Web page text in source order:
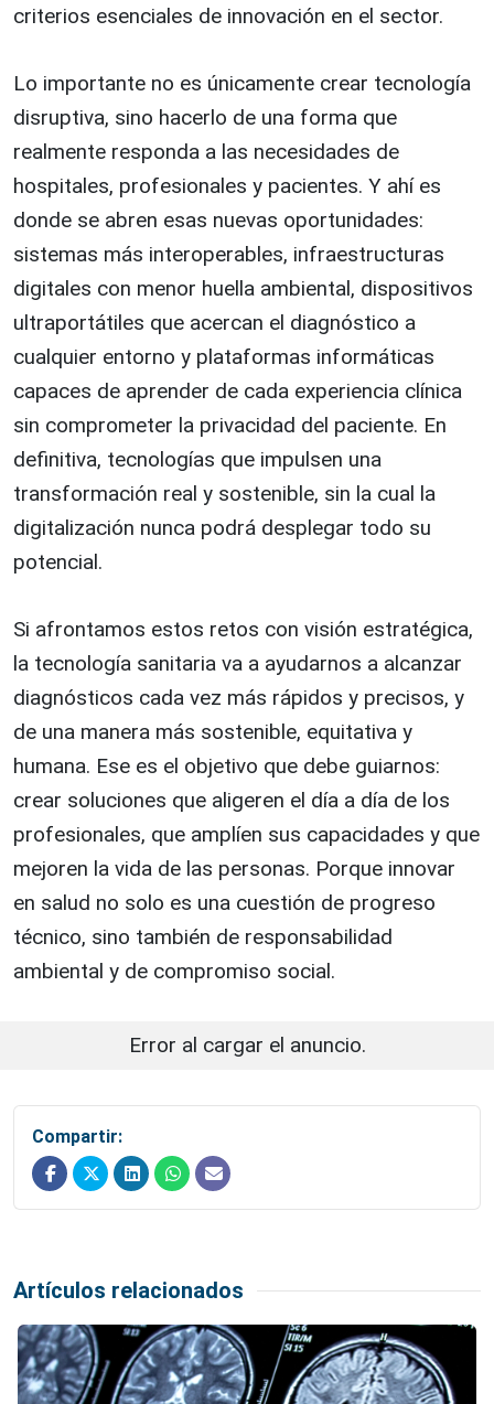
criterios esenciales de innovación en el sector.
Lo importante no es únicamente crear tecnología
disruptiva, sino hacerlo de una forma que
realmente responda a las necesidades de
hospitales, profesionales y pacientes. Y ahí es
donde se abren esas nuevas oportunidades:
sistemas más interoperables, infraestructuras
digitales con menor huella ambiental, dispositivos
ultraportátiles que acercan el diagnóstico a
cualquier entorno y plataformas informáticas
capaces de aprender de cada experiencia clínica
sin comprometer la privacidad del paciente. En
definitiva, tecnologías que impulsen una
transformación real y sostenible, sin la cual la
digitalización nunca podrá desplegar todo su
potencial.
Si afrontamos estos retos con visión estratégica,
la tecnología sanitaria va a ayudarnos a alcanzar
diagnósticos cada vez más rápidos y precisos, y
de una manera más sostenible, equitativa y
humana. Ese es el objetivo que debe guiarnos:
crear soluciones que aligeren el día a día de los
profesionales, que amplíen sus capacidades y que
mejoren la vida de las personas. Porque innovar
en salud no solo es una cuestión de progreso
técnico, sino también de responsabilidad
ambiental y de compromiso social.
Error al cargar el anuncio.
Compartir:
Artículos relacionados